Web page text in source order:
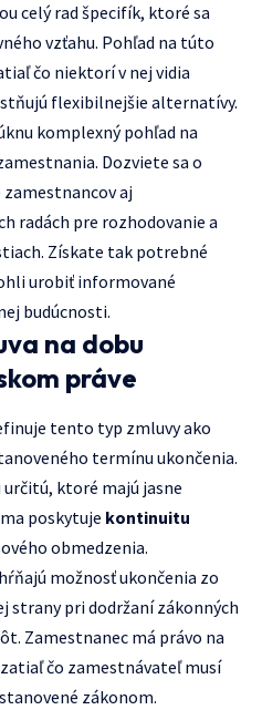
celý rad špecifík, ktoré sa
vzťahu. Pohľad na túto
čo niektorí v nej vidia
flexibilnejšie alternatívy.
komplexný pohľad na
Dozviete sa o
aj
radách pre rozhodovanie a
Získate tak potrebné
urobiť informované
budúcnosti.
na dobu
práve
tento typ zmluvy ako
termínu ukončenia.
ktoré majú jasne
poskytuje kontinuitu
obmedzenia.
možnosť ukončenia zo
strany pri dodržaní zákonných
Zamestnanec má právo na
čo zamestnávateľ musí
zákonom.